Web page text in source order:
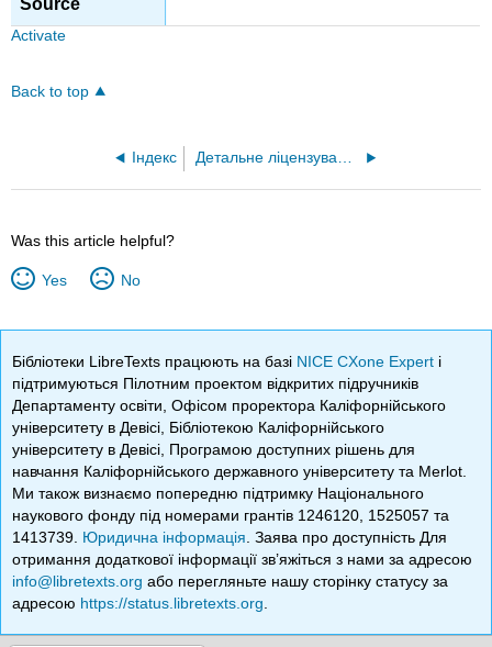
Activate
Back to top
Індекс Детальне ліцензування
Was this article helpful?
Yes No
Бібліотеки LibreTexts працюють на базі NICE CXone Expert і
підтримуються Пілотним проектом відкритих підручників
Департаменту освіти, Офісом проректора Каліфорнійського
університету в Девісі, Бібліотекою Каліфорнійського
університету в Девісі, Програмою доступних рішень для
навчання Каліфорнійського державного університету та Merlot.
Ми також визнаємо попередню підтримку Національного
наукового фонду під номерами грантів 1246120, 1525057 та
1413739. Юридична інформація . Заява про доступність Для
отримання додаткової інформації зв’яжіться з нами за адресою
info@libretexts.org або перегляньте нашу сторінку статусу за
адресою https://status.libretexts.org